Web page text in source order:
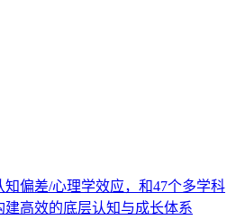
知偏差/心理学效应，和47个多学科
建高效的底层认知与成长体系